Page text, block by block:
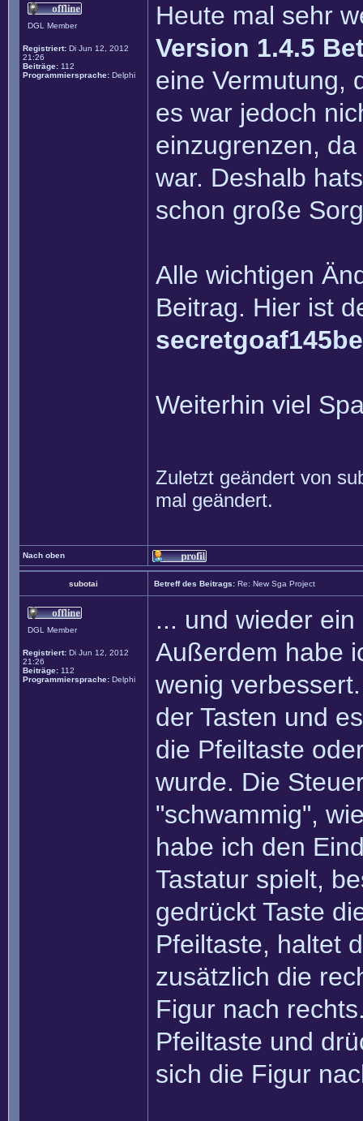
DGL Member
Registriert: Di Jun 12, 2012
21:26
Beiträge: 112
Programmiersprache: Delphi
Heute mal sehr
Version 1.4.5
eine Vermutung,
es war jedoch
einzugrenzen,
war. Deshalb
schon große
Alle wichtigen
Beitrag. Hier ist
Weiterhin viel
Zuletzt geändert von
mal geändert.
Nach oben
subotai Betreff des Beitrags: Re: New Sga Project
DGL Member
Registriert: Di Jun 12, 2012
21:26
Beiträge: 112
Programmiersprache: Delphi
... und wieder
Außerdem habe
wenig
der Tasten und
die Pfeiltaste
wurde. Die
"schwammig",
habe ich den
Tastatur spielt,
gedrückt Taste
Pfeiltaste, haltet
zusätzlich die
Figur nach
Pfeiltaste und
sich die Figur